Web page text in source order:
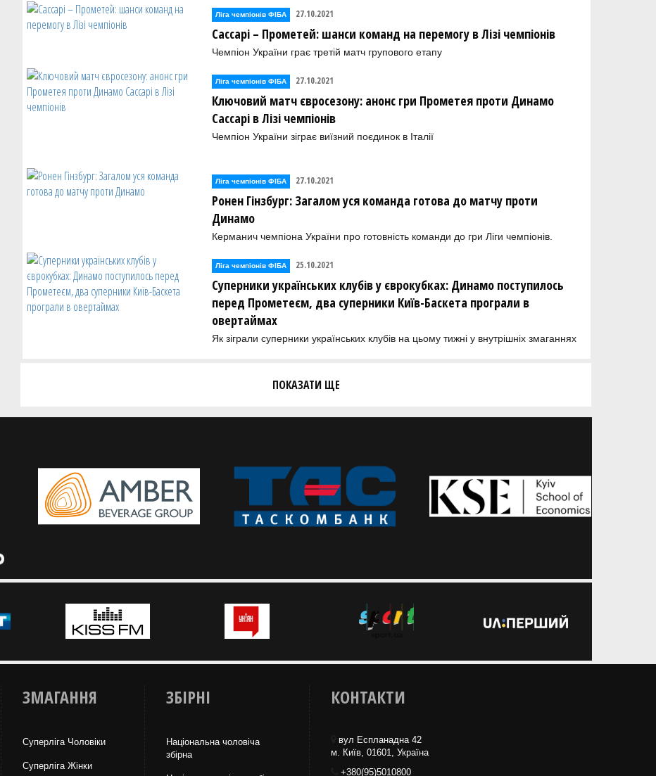
Ліга чемпіонів ФІБА 27.10.2021
Сассарі – Прометей: шанси команд на перемогу в Лізі чемпіонів
Чемпіон України грає третій матч групового етапу
Ліга чемпіонів ФІБА 27.10.2021
Ключовий матч євросезону: анонс гри Прометея проти Динамо
Сассарі в Лізі чемпіонів
Чемпіон України зіграє виїзний поєдинок в Італії
Ліга чемпіонів ФІБА 27.10.2021
Ронен Гінзбург: Загалом уся команда готова до матчу проти
Динамо
Керманич чемпіона України про готовність команди до гри Ліги чемпіонів.
Ліга чемпіонів ФІБА 25.10.2021
Суперники українських клубів у єврокубках: Динамо поступилось
перед Прометеєм, два суперники Київ-Баскета програли в
овертаймах
Як зіграли суперники українських клубів на цьому тижні у внутрішніх змаганнях
ПОКАЗАТИ ЩЕ
ЗМАГАННЯ
Суперліга Чоловіки
Суперліга Жінки
ЗБІРНІ
Національна чоловіча
збірна
КОНТАКТИ
вул Еспланадна 42
м. Київ, 01601, Україна
+380(95)5010800